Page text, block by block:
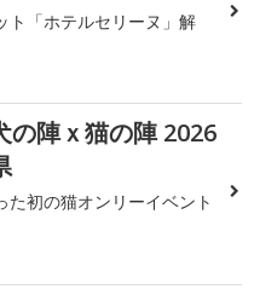
ト「ホテルセリーヌ」解
の陣ｘ猫の陣 2026
た初の猫オンリーイベント